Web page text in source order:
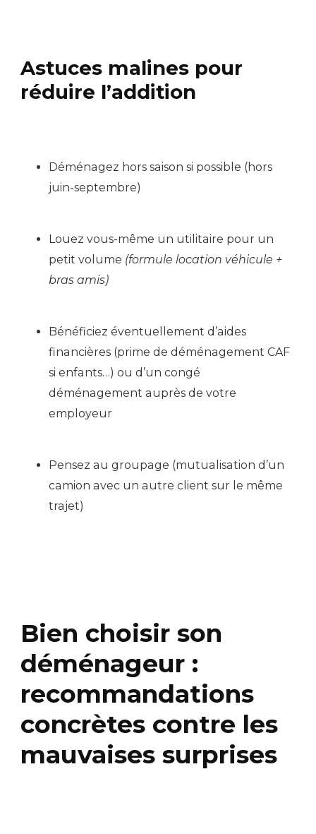
Astuces malines pour
réduire l’addition
Déménagez hors saison si possible (hors
juin-septembre)
Louez vous-même un utilitaire pour un
petit volume (formule location véhicule +
bras amis)
Bénéficiez éventuellement d’aides
financières (prime de déménagement CAF
si enfants…) ou d’un congé
déménagement auprès de votre
employeur
Pensez au groupage (mutualisation d’un
camion avec un autre client sur le même
trajet)
Bien choisir son
déménageur :
recommandations
concrètes contre les
mauvaises surprises